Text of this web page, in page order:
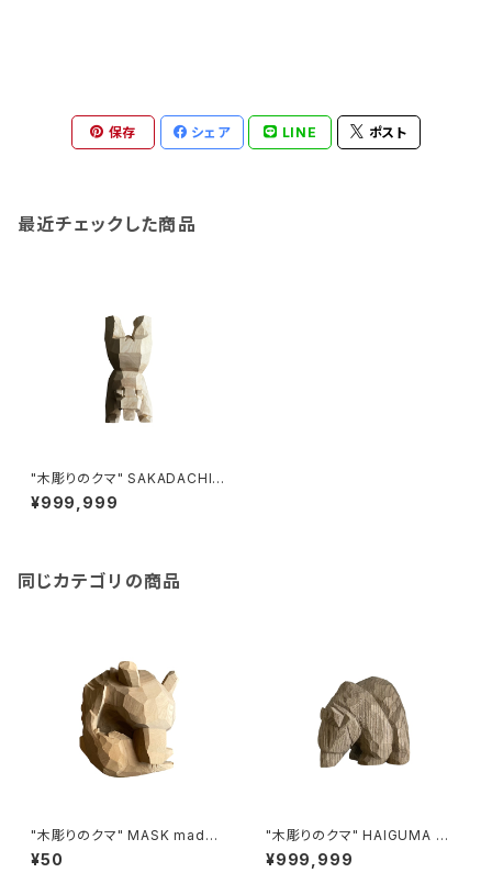
保存 シェア LINE ポスト
最近チェックした商品
"木彫りのクマ" SAKADACHI
made in HOKKAIDO (シナ)
¥999,999
同じカテゴリの商品
"木彫りのクマ" MASK made i
n HOKKAIDO (ホオノキ)
¥50
"木彫りのクマ" HAIGUMA ma
de in HOKKAIDO (埋もれ木)
¥999,999